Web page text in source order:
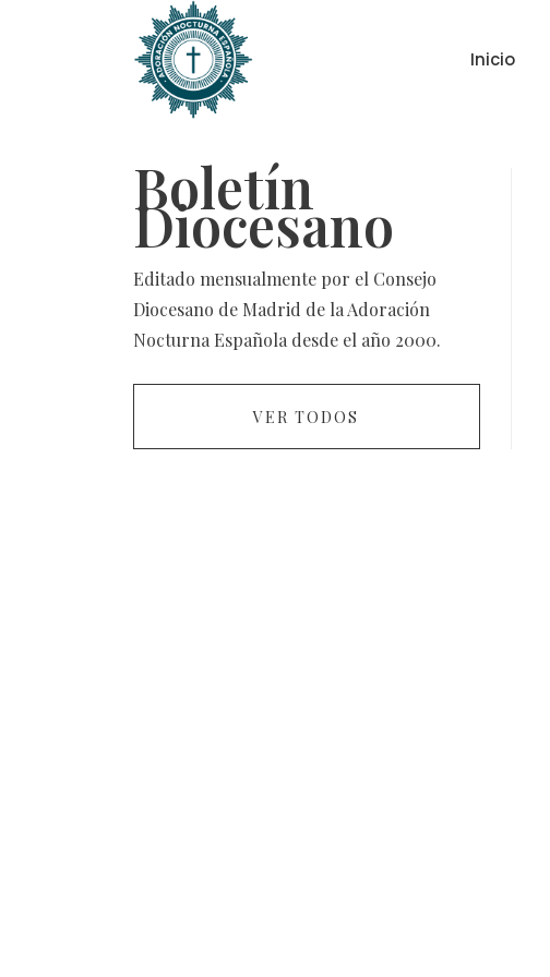
Inicio
Boletín
Diocesano
Editado mensualmente por el Consejo
Diocesano de Madrid de la Adoración
Nocturna Española desde el año 2000.
VER TODOS